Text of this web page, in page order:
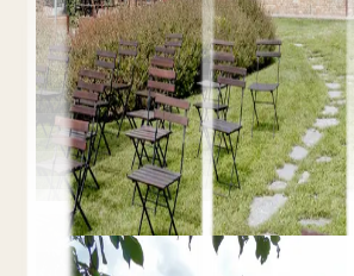
Todos los canales que generan
directas para hoteles
combinarlos en una sola
paid search, paid media, redes
Leer el artículo completo